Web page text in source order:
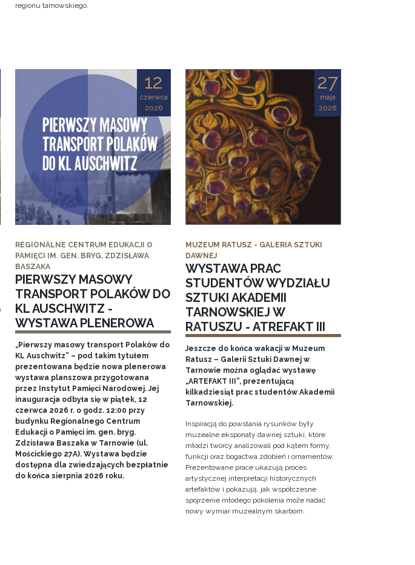
regionu tarnowskiego.
12
czerwca
2026
REGIONALNE CENTRUM EDUKACJI O
PAMIĘCI IM. GEN. BRYG. ZDZISŁAWA
BASZAKA
PIERWSZY MASOWY
TRANSPORT POLAKÓW DO
KL AUSCHWITZ -
WYSTAWA PLENEROWA
„Pierwszy masowy transport Polaków do
KL Auschwitz” – pod takim tytułem
prezentowana będzie nowa plenerowa
wystawa planszowa przygotowana
przez Instytut Pamięci Narodowej. Jej
inauguracja odbyła się w piątek, 12
czerwca 2026 r. o godz. 12:00 przy
budynku Regionalnego Centrum
Edukacji o Pamięci im. gen. bryg.
Zdzisława Baszaka w Tarnowie (ul.
Mościckiego 27A). Wystawa będzie
dostępna dla zwiedzających bezpłatnie
do końca sierpnia 2026 roku.
27
maja
2026
MUZEUM RATUSZ - GALERIA SZTUKI
DAWNEJ
WYSTAWA PRAC
STUDENTÓW WYDZIAŁU
SZTUKI AKADEMII
TARNOWSKIEJ W
RATUSZU - ATREFAKT III
Jeszcze do końca wakacji w Muzeum
Ratusz – Galerii Sztuki Dawnej w
Tarnowie można oglądać wystawę
„ARTEFAKT III”, prezentującą
kilkadziesiąt prac studentów Akademii
Tarnowskiej.
Inspiracją do powstania rysunków były
muzealne eksponaty dawnej sztuki, które
młodzi twórcy analizowali pod kątem formy,
funkcji oraz bogactwa zdobień i ornamentów.
Prezentowane prace ukazują proces
artystycznej interpretacji historycznych
artefaktów i pokazują, jak współczesne
spojrzenie młodego pokolenia może nadać
nowy wymiar muzealnym skarbom.